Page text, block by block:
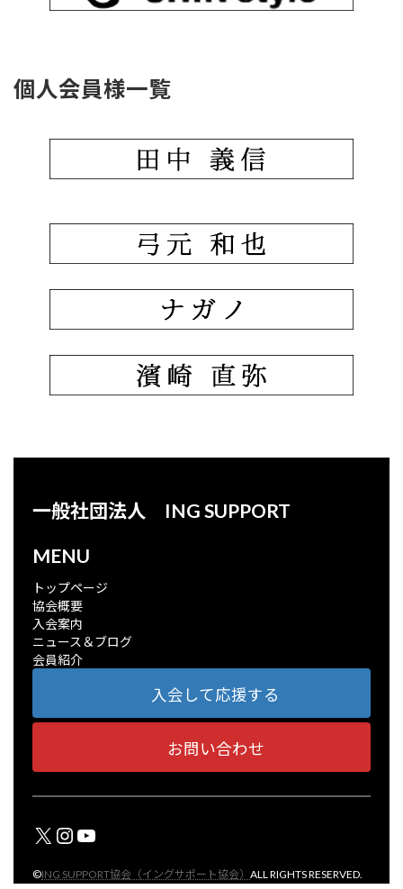
個人会員様一覧
一般社団法人 ING SUPPORT
MENU
トップページ
協会概要
入会案内
ニュース＆ブログ
会員紹介
入会して応援する
お問い合わせ
X Instagram
YouTube
©ING SUPPORT協会（イングサポート協会） ALL RIGHTS RESERVED.